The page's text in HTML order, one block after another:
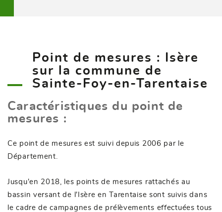
Point de mesures : Isère
sur la commune de
Sainte-Foy-en-Tarentaise
Caractéristiques du point de
mesures :
Ce point de mesures est suivi depuis 2006 par le
Département.
Jusqu'en 2018, les points de mesures rattachés au
bassin versant de l'Isère en Tarentaise sont suivis dans
le cadre de campagnes de prélèvements effectuées tous